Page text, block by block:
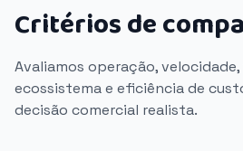
Critérios de
Avaliamos operação,
ecossistema e eficiência de
decisão comercial realista.